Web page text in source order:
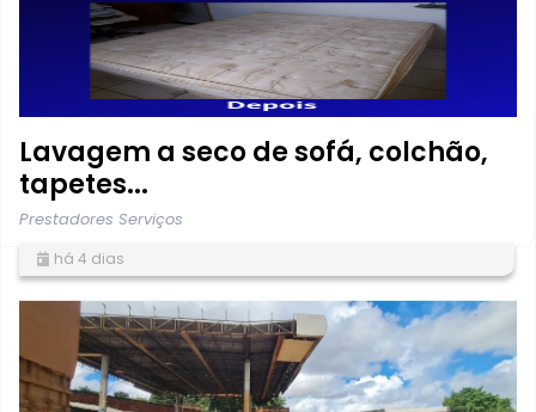
Lavagem a seco de sofá, colchão,
tapetes...
Prestadores Serviços
há 4 dias